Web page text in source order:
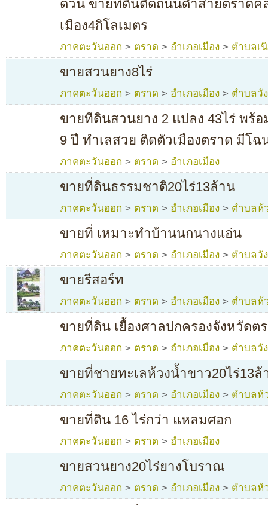
ด่วน ขายที่ดินติดถนนดำสายตราดค
เมือง4กิโลเมตร
ภาคตะวันออก > ตราด > อำเภอเมือง > ตำบลเ
ขายสวนยาง8ไร่
ภาคตะวันออก > ตราด > อำเภอเมือง > ตำบลวั
ขายทีดินสวนยาง 2 แปลง 43ไร่ พร้
9 ปี ทำเลสวย ติดตัวเมืองตราด มีโ
ภาคตะวันออก > ตราด > อำเภอเมือง
ขายที่ดินธรรมชาติ20ไร่13ล้าน
ภาคตะวันออก > ตราด > อำเภอเมือง > ตำบลห้
ขายที่ เหมาะทำบ้านนกนางแอ่น
ภาคตะวันออก > ตราด > อำเภอเมือง > ตำบลวั
ขายรีสอร์ท
ภาคตะวันออก > ตราด > อำเภอเมือง > ตำบลห้
ขายที่ดิน เยื้องศาลปกครองจังหวัดต
ภาคตะวันออก > ตราด > อำเภอเมือง > ตำบลวั
ขายที่ชายทะเลห้วงน้ำขาว20ไร่13ล้
ภาคตะวันออก > ตราด > อำเภอเมือง > ตำบลห้
ขายที่ดิน 16 ไร่กว่า แหลมศอก
ภาคตะวันออก > ตราด > อำเภอเมือง
ขายสวนยาง20ไร่ยางโบราณ
ภาคตะวันออก > ตราด > อำเภอเมือง > ตำบลห้